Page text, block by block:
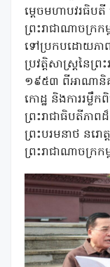
ម្តេចមហាបវរធិប
ព្រះរាជាណាចក្រក
ទៅប្រកបដោយភាព​
ប្រវត្តិសាស្ត្រនៃព្រ
១៩៥៣ ​ពីអាណានិគ
កោដ្ឋ និងការរម្លឹ
ព្រះរាជាធិបតីភា
ព្រះបរមនាថ នរ
ព្រះរាជាណាចក្រក